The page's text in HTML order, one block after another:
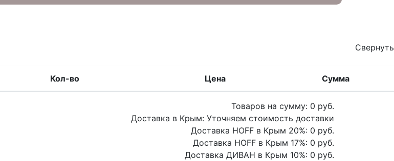
Свернуть
Кол-во Цена Сумма
Товаров на сумму: 0 руб.
Доставка в Крым: Уточняем стоимость доставки
Доставка HOFF в Крым 20%: 0 руб.
Доставка HOFF в Крым 17%: 0 руб.
Доставка ДИВАН в Крым 10%: 0 руб.